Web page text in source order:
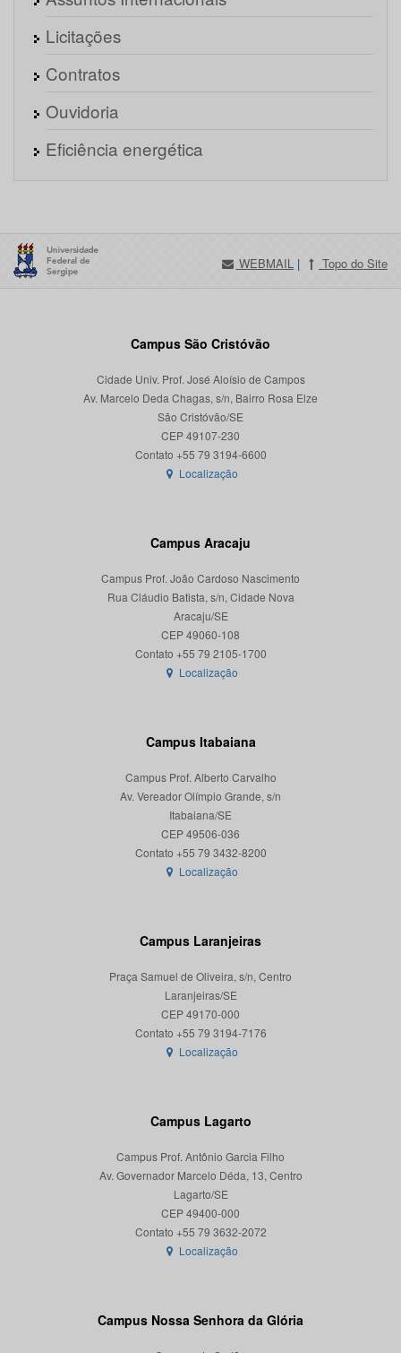
Licitações
Contratos
Ouvidoria
Eficiência energética
WEBMAIL | Topo do Site
Campus São Cristóvão
Cidade Univ. Prof. José Aloísio de Campos
Av. Marcelo Deda Chagas, s/n, Bairro Rosa Elze
São Cristóvão/SE
CEP 49107-230
Localização
Campus Aracaju
Campus Prof. João Cardoso Nascimento
Rua Cláudio Batista, s/n, Cidade Nova
Aracaju/SE
CEP 49060-108
Localização
Campus Itabaiana
Campus Prof. Alberto Carvalho
Av. Vereador Olímpio Grande, s/n
Itabaiana/SE
CEP 49506-036
Localização
Campus Laranjeiras
Praça Samuel de Oliveira, s/n, Centro
Laranjeiras/SE
CEP 49170-000
Localização
Campus Lagarto
Campus Prof. Antônio Garcia Filho
Av. Governador Marcelo Déda, 13, Centro
Lagarto/SE
CEP 49400-000
Localização
Campus Nossa Senhora da Glória